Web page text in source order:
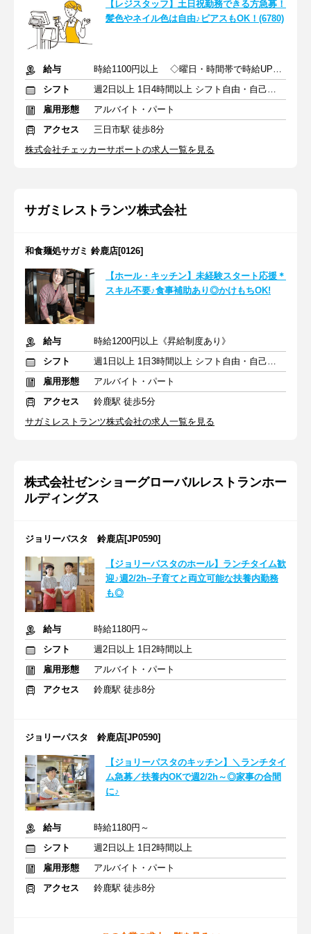
【レジスタッフ】土日祝勤務できる方急募！
髪色やネイル色は自由♪ピアスもOK！(6780)
給与
時給1100円以上 ◇曜日・時間帯で時給UPあり！
シフト
週2日以上 1日4時間以上 シフト自由・自己申告
雇用形態
アルバイト・パート
アクセス
三日市駅 徒歩8分
株式会社チェッカーサポートの求人一覧を見る
サガミレストランツ株式会社
和食麺処サガミ 鈴鹿店[0126]
【ホール・キッチン】未経験スタート応援＊
スキル不要♪食事補助あり◎かけもちOK!
給与
時給1200円以上《昇給制度あり》
シフト
週1日以上 1日3時間以上 シフト自由・自己申告
雇用形態
アルバイト・パート
アクセス
鈴鹿駅 徒歩5分
サガミレストランツ株式会社の求人一覧を見る
株式会社ゼンショーグローバルレストランホー
ルディングス
ジョリーパスタ 鈴鹿店[JP0590]
【ジョリーパスタのホール】ランチタイム歓
迎♪週2/2h~子育てと両立可能な扶養内勤務
も◎
給与
時給1180円～
シフト
週2日以上 1日2時間以上
雇用形態
アルバイト・パート
アクセス
鈴鹿駅 徒歩8分
ジョリーパスタ 鈴鹿店[JP0590]
【ジョリーパスタのキッチン】＼ランチタイ
ム急募／扶養内OKで週2/2h～◎家事の合間
に♪
給与
時給1180円～
シフト
週2日以上 1日2時間以上
雇用形態
アルバイト・パート
アクセス
鈴鹿駅 徒歩8分